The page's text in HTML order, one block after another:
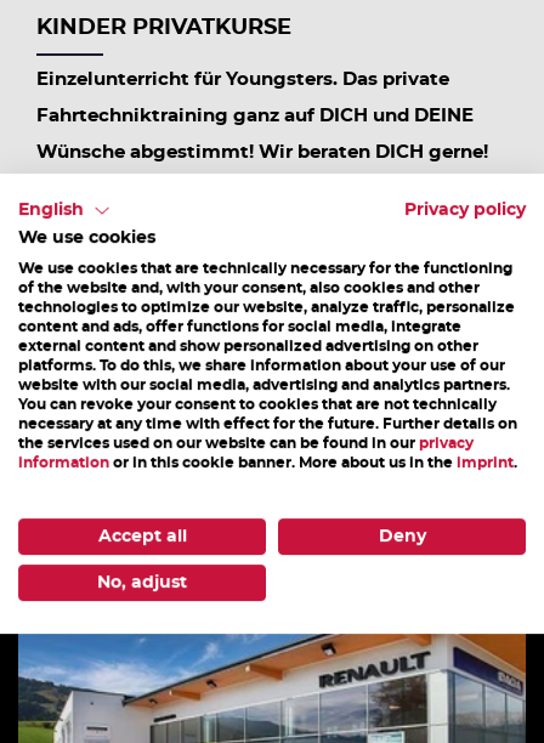
KINDER PRIVATKURSE
Einzelunterricht für Youngsters. Das private
Fahrtechniktraining ganz auf DICH und DEINE
Wünsche abgestimmt! Wir beraten DICH gerne!
DETAILS
1 2 3 4 5 6 7 8 9 10 11
DAS KÖNNTE DICH AUCH INTERESSIEREN
English
Privacy policy
We use cookies
We use cookies that are technically necessary for the functioning
of the website and, with your consent, also cookies and other
technologies to optimize our website, analyze traffic, personalize
content and ads, offer functions for social media, integrate
external content and show personalized advertising on other
platforms. To do this, we share information about your use of our
website with our social media, advertising and analytics partners.
You can revoke your consent to cookies that are not technically
necessary at any time with effect for the future. Further details on
the services used on our website can be found in our privacy
information or in this cookie banner. More about us in the imprint.
Accept all Deny
No, adjust